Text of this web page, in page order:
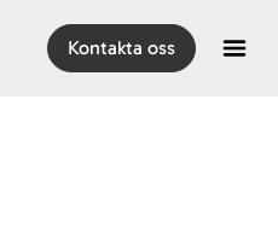
Kontakta oss